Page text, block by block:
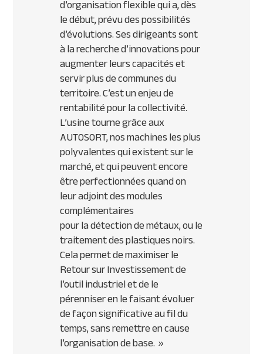
d’organisation flexible qui a, dès
le début, prévu des possibilités
d’évolutions. Ses dirigeants sont
à la recherche d’innovations pour
augmenter leurs capacités et
servir plus de communes du
territoire. C’est un enjeu de
rentabilité pour la collectivité.
L’usine tourne grâce aux
AUTOSORT, nos machines les plus
polyvalentes qui existent sur le
marché, et qui peuvent encore
être perfectionnées quand on
leur adjoint des modules
complémentaires
pour la détection de métaux, ou le
traitement des plastiques noirs.
Cela permet de maximiser le
Retour sur Investissement de
l’outil industriel et de le
pérenniser en le faisant évoluer
de façon significative au fil du
temps, sans remettre en cause
l’organisation de base. »